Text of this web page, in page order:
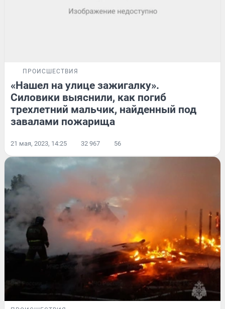
ПРОИСШЕСТВИЯ
«Нашел на улице зажигалку».
Силовики выяснили, как погиб
трехлетний мальчик, найденный под
завалами пожарища
21 мая, 2023, 14:25 32 967 56